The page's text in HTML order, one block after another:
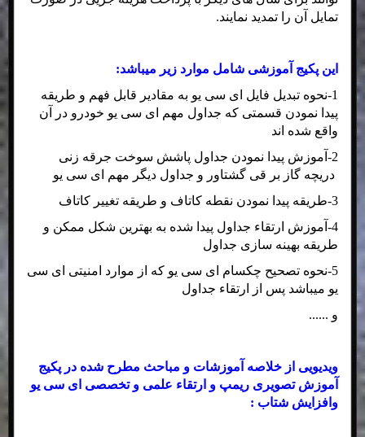
تمایل آن را تمدید نمایند.
این پکیج آموزشی شامل موارد زیر میباشد:
1-نحوه تبدیل فایل ای سی یو به مقادیر قابل فهم و طریقه
پیدا نمودن قسمتی که جداول مهم ای سی یو خودرو در آن
واقع شده اند
2-آموزش پیدا نمودن جداول پاشش سوخت جرقه زنی
دریچه گاز بر قی گشتاور و جداول دیگر مهم ای سی یو
3-طریقه پیدا نمودن نقطه کاتاف و طریقه تغییر کاتاف
4-آموزش ارتقاء جداول پیدا شده به بهترین شکل ممکن و
طریقه بهینه سازی جداول
5-نحوه تصحیح چکسام ای سی یو که از موارد امنیتی ای سی
یو میباشد پس از ارتقاء جداول
و ......
ویدیویی از خلاصه آموزشات و مباحث مطرح شده در پکیج
آموزش تصویری ریمپ و ارتقاء علمی و تخصصی ای سی یو
وافزایش شتاب :